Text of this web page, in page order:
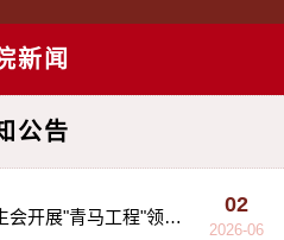
新闻
公告
工程"领学暨主题团日活动
02
2026-06